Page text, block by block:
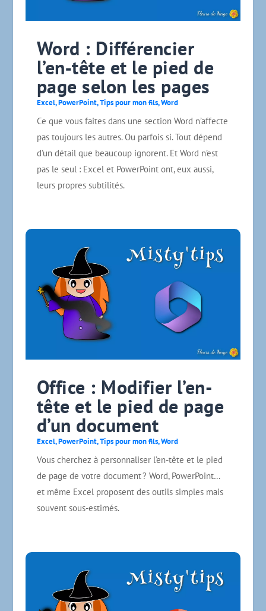
Word : Différencier
l’en‑tête et le pied de
page selon les pages
Excel,PowerPoint,Tips pour mon fils,Word
Ce que vous faites dans une section Word n’affecte
pas toujours les autres. Ou parfois si. Tout dépend
d’un détail que beaucoup ignorent. Et Word n’est
pas le seul : Excel et PowerPoint ont, eux aussi,
leurs propres subtilités.
Office : Modifier l’en-
tête et le pied de page
d’un document
Excel,PowerPoint,Tips pour mon fils,Word
Vous cherchez à personnaliser l’en-tête et le pied
de page de votre document ? Word, PowerPoint…
et même Excel proposent des outils simples mais
souvent sous-estimés.